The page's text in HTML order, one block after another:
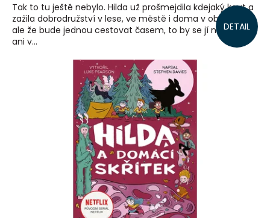
DETAIL
Tak to tu ještě nebylo. Hilda už prošmejdila kdejaký kout a
zažila dobrodružství v lese, ve městě i doma v obýváku,
ale že bude jednou cestovat časem, to by se jí nezdálo
ani v...